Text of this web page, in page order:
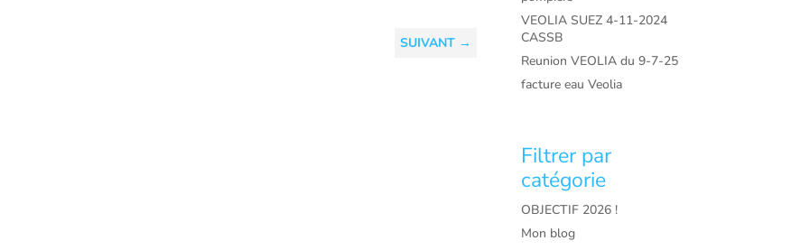
SUIVANT→
VEOLIA SUEZ 4-11-2024
CASSB
Reunion VEOLIA du 9-7-25
facture eau Veolia
Filtrer par
catégorie
OBJECTIF 2026 !
Mon blog